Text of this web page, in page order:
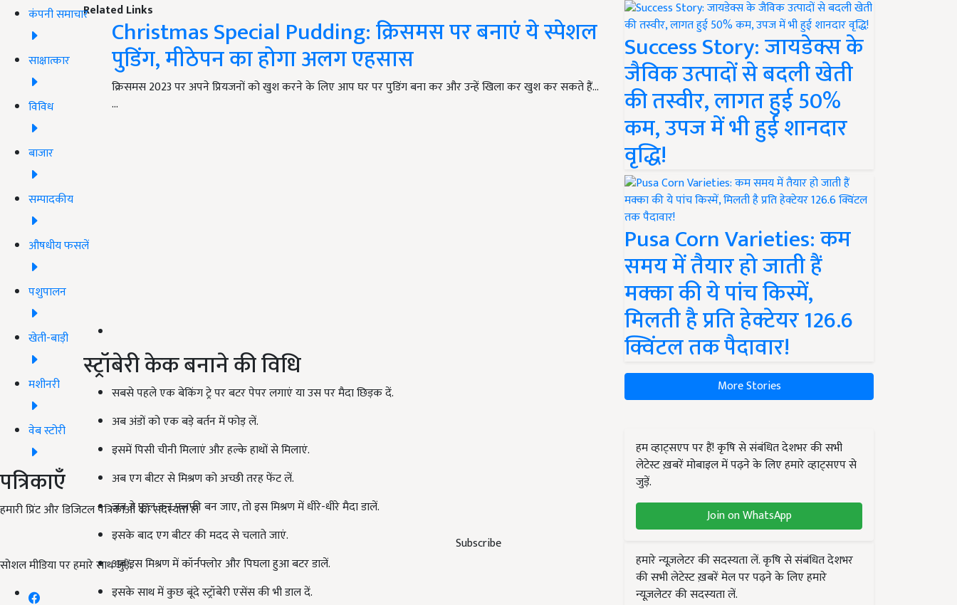
कंपनी समाचार
साक्षात्कार
विविध
बाजार
सम्पादकीय
औषधीय फसलें
पशुपालन
खेती-बाड़ी
मशीनरी
वेब स्टोरी
पत्रिकाएँ
हमारी प्रिंट और डिजिटल पत्रिकाओं की सदस्यता लें
Subscribe
सोशल मीडिया पर हमारे साथ जुड़ें:
Related Links
Christmas Special Pudding: क्रिसमस पर बनाएं ये स्पेशल
पुडिंग, मीठेपन का होगा अलग एहसास
क्रिसमस 2023 पर अपने प्रियजनों को खुश करने के लिए आप घर पर पुडिंग बना कर और उन्हें खिला कर खुश कर सकते हैं...
…
स्ट्रॉबेरी केक बनाने की विधि
सबसे पहले एक बेकिंग ट्रे पर बटर पेपर लगाएं या उस पर मैदा छिड़क दें.
अब अंडों को एक बड़े बर्तन में फोड़ लें.
इसमें पिसी चीनी मिलाएं और हल्के हाथों से मिलाएं.
अब एग बीटर से मिश्रण को अच्छी तरह फेंट लें.
जब ये फूल कर फ्लफी बन जाए, तो इस मिश्रण में धीरे-धीरे मैदा डालें.
इसके बाद एग बीटर की मदद से चलाते जाएं.
अब इस मिश्रण में कॉर्नफ्लोर और पिघला हुआ बटर डालें.
इसके साथ में कुछ बूंदे स्ट्रॉबेरी एसेंस की भी डाल दें.
Success Story: जायडेक्स के
जैविक उत्पादों से बदली खेती
की तस्वीर, लागत हुई 50%
कम, उपज में भी हुई शानदार
वृद्धि!
Pusa Corn Varieties: कम
समय में तैयार हो जाती हैं
मक्का की ये पांच किस्में,
मिलती है प्रति हेक्टेयर 126.6
क्विंटल तक पैदावार!
More Stories
हम व्हाट्सएप पर हैं! कृषि से संबंधित देशभर की सभी
लेटेस्ट ख़बरें मोबाइल में पढ़ने के लिए हमारे व्हाट्सएप से
जुड़ें.
Join on WhatsApp
हमारे न्यूज़लेटर की सदस्यता लें. कृषि से संबंधित देशभर
की सभी लेटेस्ट ख़बरें मेल पर पढ़ने के लिए हमारे
न्यूज़लेटर की सदस्यता लें.